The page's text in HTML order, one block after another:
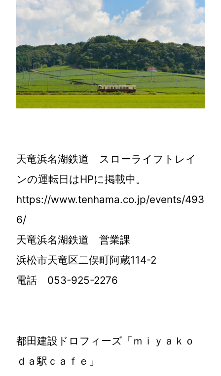
天竜浜名湖鉄道 スローライフトレイ
ンの運転日はHPに掲載中。
https://www.tenhama.co.jp/events/493
6/
天竜浜名湖鉄道 営業課
浜松市天竜区二俣町阿蔵114-2
電話 053-925-2276
都田建設ドロフィーズ「ｍｉｙａｋｏ
ｄａ駅ｃａｆｅ」